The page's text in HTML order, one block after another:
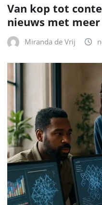
Van kop tot
nieuws met
Miranda de Vrij